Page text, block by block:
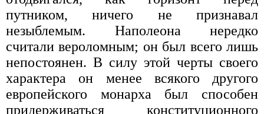
путником, ничего не признавал
незыблемым. Наполеона нередко
считали вероломным; он был всего лишь
непостоянен. В силу этой черты своего
характера он менее всякого другого
европейского монарха был способен
придерживаться конституционного